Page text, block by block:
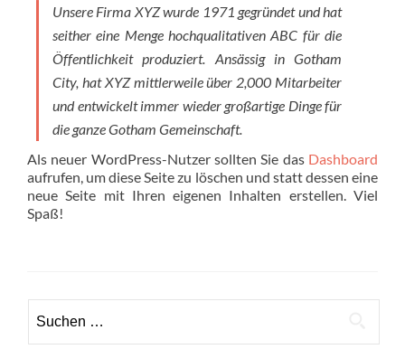
Unsere Firma XYZ wurde 1971 gegründet und hat
seither eine Menge hochqualitativen ABC für die
Öffentlichkeit produziert. Ansässig in Gotham
City, hat XYZ mittlerweile über 2,000 Mitarbeiter
und entwickelt immer wieder großartige Dinge für
die ganze Gotham Gemeinschaft.
Als neuer WordPress-Nutzer sollten Sie das Dashboard
aufrufen, um diese Seite zu löschen und statt dessen eine
neue Seite mit Ihren eigenen Inhalten erstellen. Viel
Spaß!
nach: